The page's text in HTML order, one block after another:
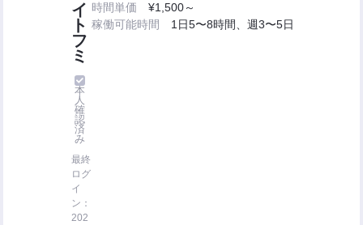
イ
ト
フ
ミ
本
人
確
認
済
み
最終
ログ
イ
ン：
202
時間単価 ¥1,500～
稼働可能時間 1日5〜8時間、週3〜5日